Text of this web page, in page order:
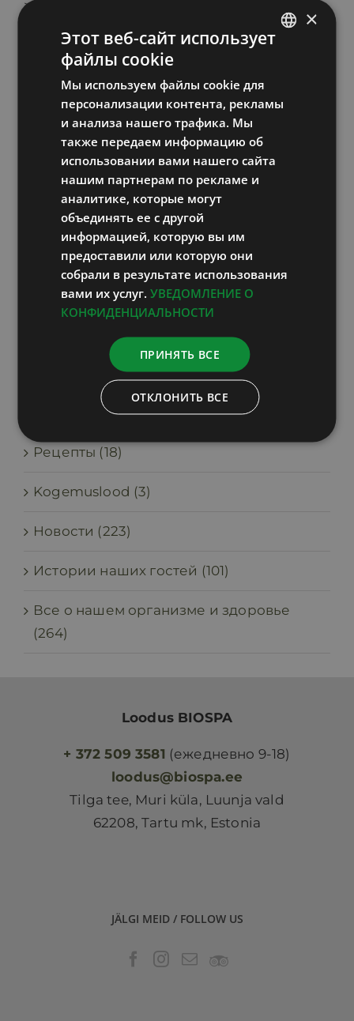
> 85;
2) количество триглицеридов в крови > 1,7
ммоль/л;
3) содержание ЛПВП в крови у мужчин <
1,03 ммоль/л, у женщин < 1,29 ммоль/л;
4) уровень сахара натощак > 5,6 ммоль/л.
Все о нашем организме и здоровье
Поиск
Рецепты (18)
Kogemuslood (3)
Новости (223)
Истории наших гостей (101)
Все о нашем организме и здоровье
(264)
Loodus BIOSPA
+ 372 509 3581 (ежедневно 9-18)
loodus@biospa.ee
Tilga tee, Muri küla, Luunja vald
62208, Tartu mk, Estonia
JÄLGI MEID / FOLLOW US
RUSSIAN
LATVIAN
×
Этот веб-сайт использует
файлы cookie
Мы используем файлы cookie для
персонализации контента, рекламы
и анализа нашего трафика. Мы
также передаем информацию об
использовании вами нашего сайта
нашим партнерам по рекламе и
аналитике, которые могут
объединять ее с другой
информацией, которую вы им
предоставили или которую они
собрали в результате использования
вами их услуг. УВЕДОМЛЕНИЕ О
КОНФИДЕНЦИАЛЬНОСТИ
ПРИНЯТЬ ВСЕ
ОТКЛОНИТЬ ВСЕ